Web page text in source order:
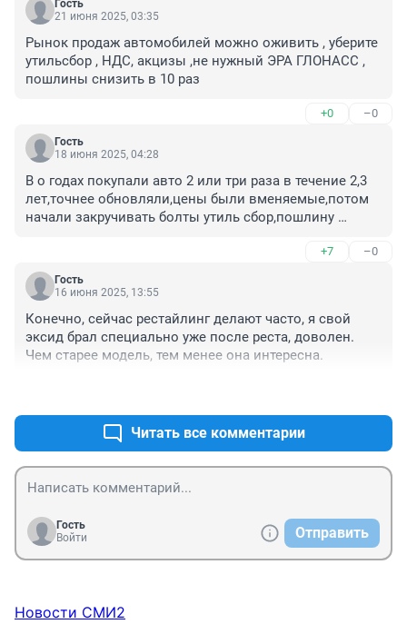
Гость
21 июня 2025, 03:35
Рынок продаж автомобилей можно оживить , уберите
утильсбор , НДС, акцизы ,не нужный ЭРА ГЛОНАСС ,
пошлины снизить в 10 раз
+0 –0
Гость
18 июня 2025, 04:28
В о годах покупали авто 2 или три раза в течение 2,3
лет,точнее обновляли,цены были вменяемые,потом
начали закручивать болты утиль сбор,пошлину
крыло самолёта стоят авто,а бензин дорожает
каждый месяц,так и доживём что авто будет только
для богатых,хотя себя бедным не считаю
+7 –0
Гость
16 июня 2025, 13:55
Конечно, сейчас рестайлинг делают часто, я свой
эксид брал специально уже после реста, доволен.
Чем старее модель, тем менее она интересна.
Читать все комментарии
Гость
Войти
Отправить
Новости СМИ2